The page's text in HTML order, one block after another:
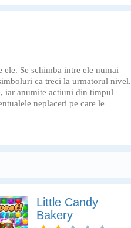
Se schimba intre ele numai
ca treci la urmatorul nivel.
iar anumite actiuni din timpul
neplaceri pe care le
Little Candy
Bakery